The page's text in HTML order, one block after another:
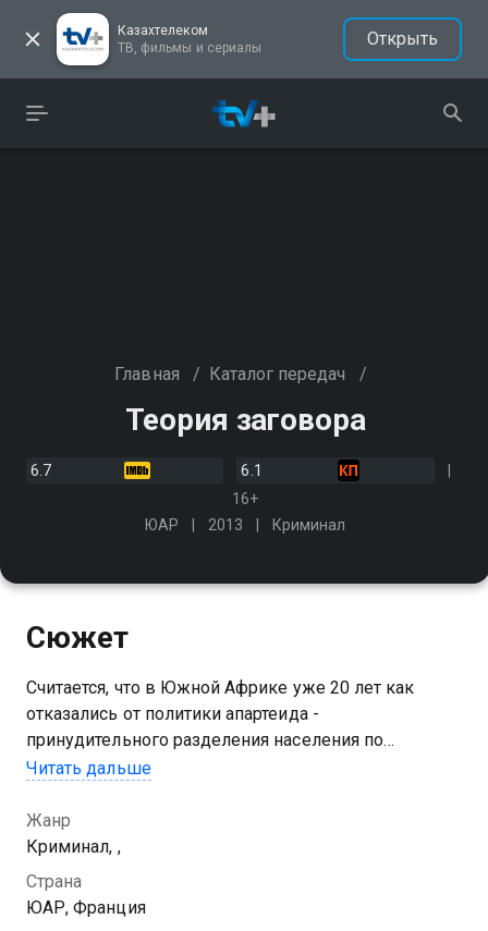
Казахтелеком
ТВ, фильмы и сериалы
Открыть
Главная / Каталог передач /
Теория заговора
6.7
6.1
16+
ЮАР
2013 Криминал
Сюжет
Считается, что в Южной Африке уже 20 лет как
отказались от политики апартеида -
принудительного разделения населения по
расовому признаку. К сожалению, героям фильма
прежнему проявляется
Читать дальше
Жанр
Криминал, ,
Страна
ЮАР, Франция